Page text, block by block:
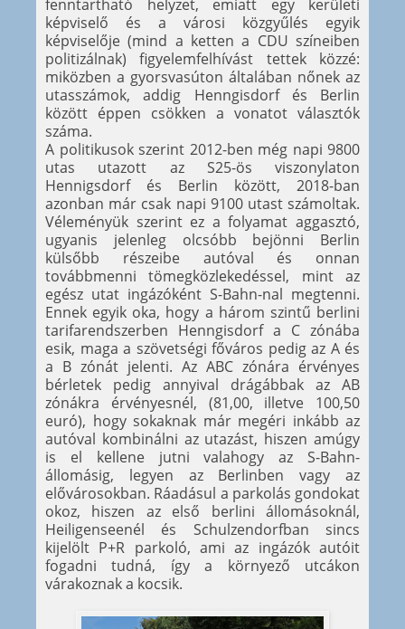
fenntartható helyzet, emiatt egy kerületi
képviselő és a városi közgyűlés egyik
képviselője (mind a ketten a CDU színeiben
politizálnak) figyelemfelhívást tettek közzé:
miközben a gyorsvasúton általában nőnek az
utasszámok, addig Henngisdorf és Berlin
között éppen csökken a vonatot választók
száma.
A politikusok szerint 2012-ben még napi 9800
utas utazott az S25-ös viszonylaton
Hennigsdorf és Berlin között, 2018-ban
azonban már csak napi 9100 utast számoltak.
Véleményük szerint ez a folyamat aggasztó,
ugyanis jelenleg olcsóbb bejönni Berlin
külsőbb részeibe autóval és onnan
továbbmenni tömegközlekedéssel, mint az
egész utat ingázóként S-Bahn-nal megtenni.
Ennek egyik oka, hogy a három szintű berlini
tarifarendszerben Henngisdorf a C zónába
esik, maga a szövetségi főváros pedig az A és
a B zónát jelenti. Az ABC zónára érvényes
bérletek pedig annyival drágábbak az AB
zónákra érvényesnél, (81,00, illetve 100,50
euró), hogy sokaknak már megéri inkább az
autóval kombinálni az utazást, hiszen amúgy
is el kellene jutni valahogy az S-Bahn-
állomásig, legyen az Berlinben vagy az
elővárosokban. Ráadásul a parkolás gondokat
okoz, hiszen az első berlini állomásoknál,
Heiligenseenél és Schulzendorfban sincs
kijelölt P+R parkoló, ami az ingázók autóit
fogadni tudná, így a környező utcákon
várakoznak a kocsik.